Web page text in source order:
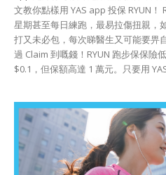
文教你點樣用 YAS app 投保 RYUN
星期甚至每日練跑，最易拉傷扭親，
打又未必包，每次睇醫生又可能要畀
過 Claim 到嘅錢！RYUN 跑步保保險
$0.1，但保額高達 1 萬元。只要用